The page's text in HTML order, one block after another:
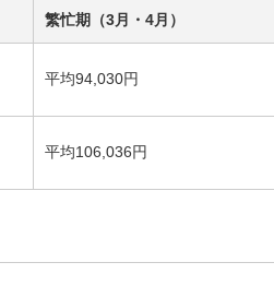
繁忙期（3月・4月）
平均94,030円
平均106,036円